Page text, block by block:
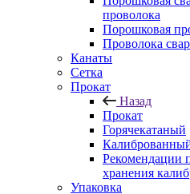
проволока
Порошковая
Проволока
Канаты
Сетка
Прокат
Назад
Прокат
Горячекатаный
Рекомендации
хранения
Упаковка